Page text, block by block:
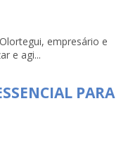
empresário e
e agi...
PARA